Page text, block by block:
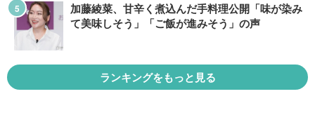
加藤綾菜、甘辛く煮込んだ手料理公開「味が染み
て美味しそう」「ご飯が進みそう」の声
ランキングをもっと見る